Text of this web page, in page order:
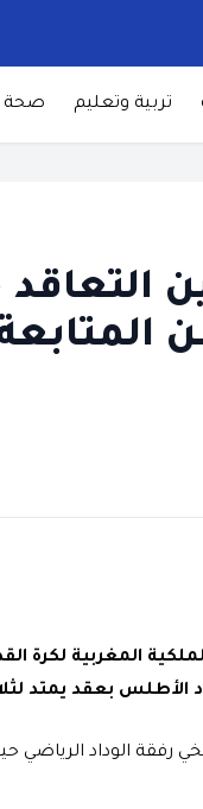
تربية وتعليم صحة
التعاقد
المغربية لكرة
الأطلس بعقد يمتد
رفقة الوداد الرياضي